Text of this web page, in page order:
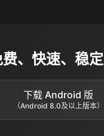
、快速、稳定
下载 Android 版
（Android 8.0及以上版本）